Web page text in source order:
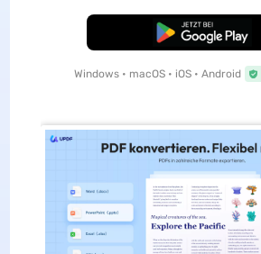
Kostenloser Download
Windows • macOS • iOS • Android